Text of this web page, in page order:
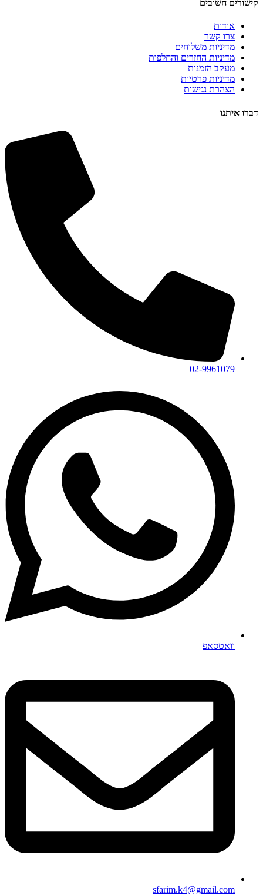
קישורים חשובים
אודות
צרו קשר
מדיניות משלוחים
מדיניות החזרים והחלפות
מעקב הזמנות
מדיניות פרטיות
הצהרת נגישות
דברו איתנו
02-9961079
וואטסאפ
sfarim.k4@gmail.com